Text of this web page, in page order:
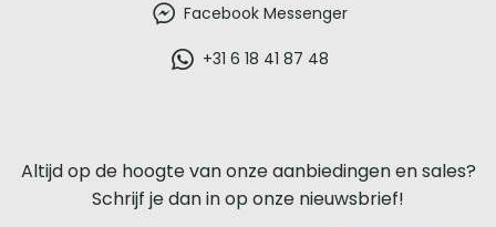
voor
iedere
Facebook Messenger
+31 6 18 41 87 48
Altijd op de hoogte van onze aanbiedingen en sales?
Schrijf je dan in op onze nieuwsbrief!